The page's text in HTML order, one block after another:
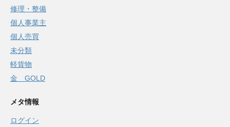
修理・整備
個人事業主
個人売買
未分類
軽貨物
金 GOLD
メタ情報
ログイン